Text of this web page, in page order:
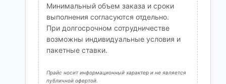
Минимальный объем заказа и сроки
выполнения согласуются отдельно.
При долгосрочном сотрудничестве
возможны индивидуальные условия и
пакетные ставки.
Прайс носит информационный характер и не является
публичной офертой.